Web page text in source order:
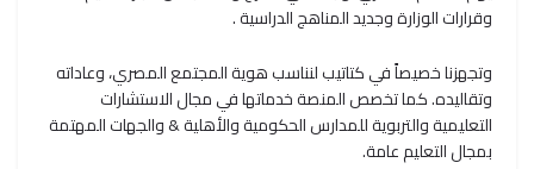
وقرارات الوزارة وجديد المناهج الدراسية .
وتجهزنا خصيصاً في كتاتيب لنناسب هوية المجتمع المصري، وعاداته
وتقاليده. كما تخصص المنصة خدماتها في مجال الاستشارات
التعليمية والتربوية للمدارس الحكومية والأهلية & والجهات المهتمة
بمجال التعليم عامة.